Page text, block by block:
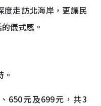
度走訪北海岸，更讓民
儀式感。
650元及699元，共3